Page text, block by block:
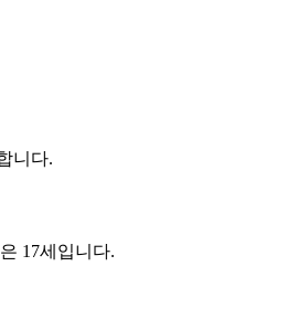
니다.
17세입니다.